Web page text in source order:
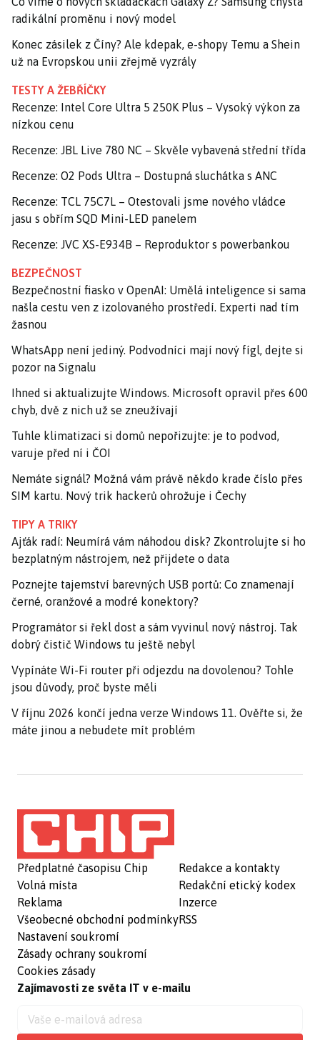
radikální proměnu i nový model
Konec zásilek z Číny? Ale kdepak, e-shopy Temu a Shein
už na Evropskou unii zřejmě vyzrály
TESTY A ŽEBŘÍČKY
Recenze: Intel Core Ultra 5 250K Plus – Vysoký výkon za
nízkou cenu
Recenze: JBL Live 780 NC – Skvěle vybavená střední třída
Recenze: O2 Pods Ultra – Dostupná sluchátka s ANC
Recenze: TCL 75C7L – Otestovali jsme nového vládce
jasu s obřím SQD Mini-LED panelem
Recenze: JVC XS-E934B – Reproduktor s powerbankou
BEZPEČNOST
Bezpečnostní fiasko v OpenAI: Umělá inteligence si sama
našla cestu ven z izolovaného prostředí. Experti nad tím
žasnou
WhatsApp není jediný. Podvodníci mají nový fígl, dejte si
pozor na Signalu
Ihned si aktualizujte Windows. Microsoft opravil přes 600
chyb, dvě z nich už se zneužívají
Tuhle klimatizaci si domů nepořizujte: je to podvod,
varuje před ní i ČOI
Nemáte signál? Možná vám právě někdo krade číslo přes
SIM kartu. Nový trik hackerů ohrožuje i Čechy
TIPY A TRIKY
Ajťák radí: Neumírá vám náhodou disk? Zkontrolujte si ho
bezplatným nástrojem, než přijdete o data
Poznejte tajemství barevných USB portů: Co znamenají
černé, oranžové a modré konektory?
Programátor si řekl dost a sám vyvinul nový nástroj. Tak
dobrý čistič Windows tu ještě nebyl
Vypínáte Wi-Fi router při odjezdu na dovolenou? Tohle
jsou důvody, proč byste měli
V říjnu 2026 končí jedna verze Windows 11. Ověřte si, že
máte jinou a nebudete mít problém
Předplatné časopisu Chip
Volná místa
Reklama
Všeobecné obchodní podmínky
Nastavení soukromí
Zásady ochrany soukromí
Cookies zásady
Redakce a kontakty
Redakční etický kodex
Inzerce
RSS
Zajímavosti ze světa IT v e-mailu